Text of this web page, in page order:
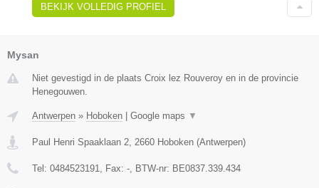
BEKIJK VOLLEDIG PROFIEL
Mysan
Niet gevestigd in de plaats Croix lez Rouveroy en in de provincie
Henegouwen.
Antwerpen » Hoboken | Google maps ▼
Paul Henri Spaaklaan 2 2660 Hoboken (Antwerpen)
Tel: 0484523191 , Fax: - , BTW-nr: BE0837.339.434